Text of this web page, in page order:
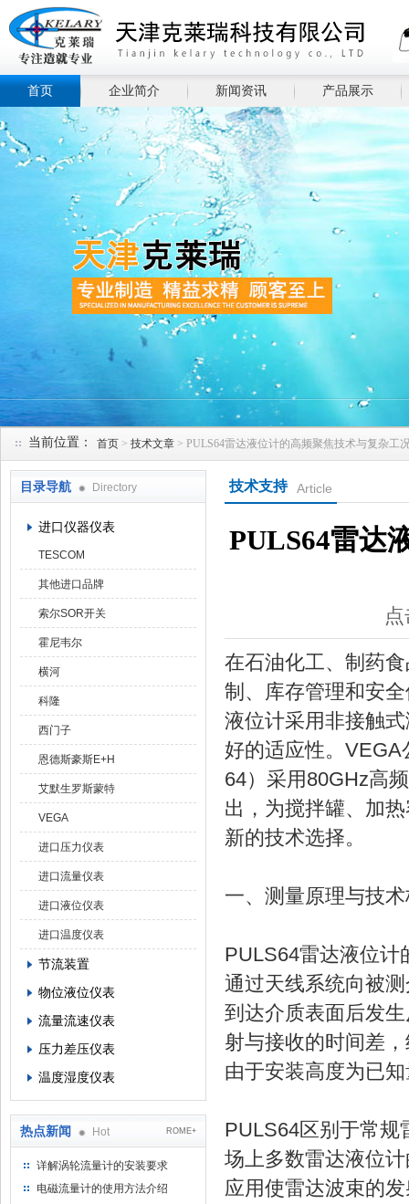
首页 企业简介 新闻资讯 产品展示
当前位置： 首页 > 技术文章 > PULS64雷达液位计的高频聚焦技术与复杂工
目录导航 Directory
进口仪器仪表
TESCOM
其他进口品牌
索尔SOR开关
霍尼韦尔
横河
科隆
西门子
恩德斯豪斯E+H
艾默生罗斯蒙特
VEGA
进口压力仪表
进口流量仪表
进口液位仪表
进口温度仪表
节流装置
物位液位仪表
流量流速仪表
压力差压仪表
温度湿度仪表
热点新闻 Hot ROME+
详解涡轮流量计的安装要求
电磁流量计的使用方法介绍
技术支持 Article
PULS64雷达
在石油化工、制药
制、库存管理和安
液位计采用非接触
好的适应性。
64）采用80GHz高
出，为搅拌罐、加
新的技术选择。
一、测量原理与技
PULS64雷达液位计
通过天线系统向被
到达介质表面后发
射与接收的时间差
由于安装高度为已
PULS64区别于常规
场上多数雷达液位
应用使雷达波束的